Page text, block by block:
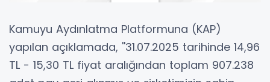
Kamuyu Aydınlatma Platformuna (KAP)
yapılan açıklamada, ''31.07.2025 tarihinde 14,96
TL - 15,30 TL fiyat aralığından toplam 907.238